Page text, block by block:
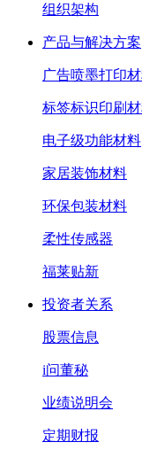
组织架构
产品与解决方案
广告喷墨打印
标签标识印刷
电子级功能材料
家居装饰材料
环保包装材料
柔性传感器
福莱贴新
投资者关系
股票信息
i问董秘
业绩说明会
定期财报